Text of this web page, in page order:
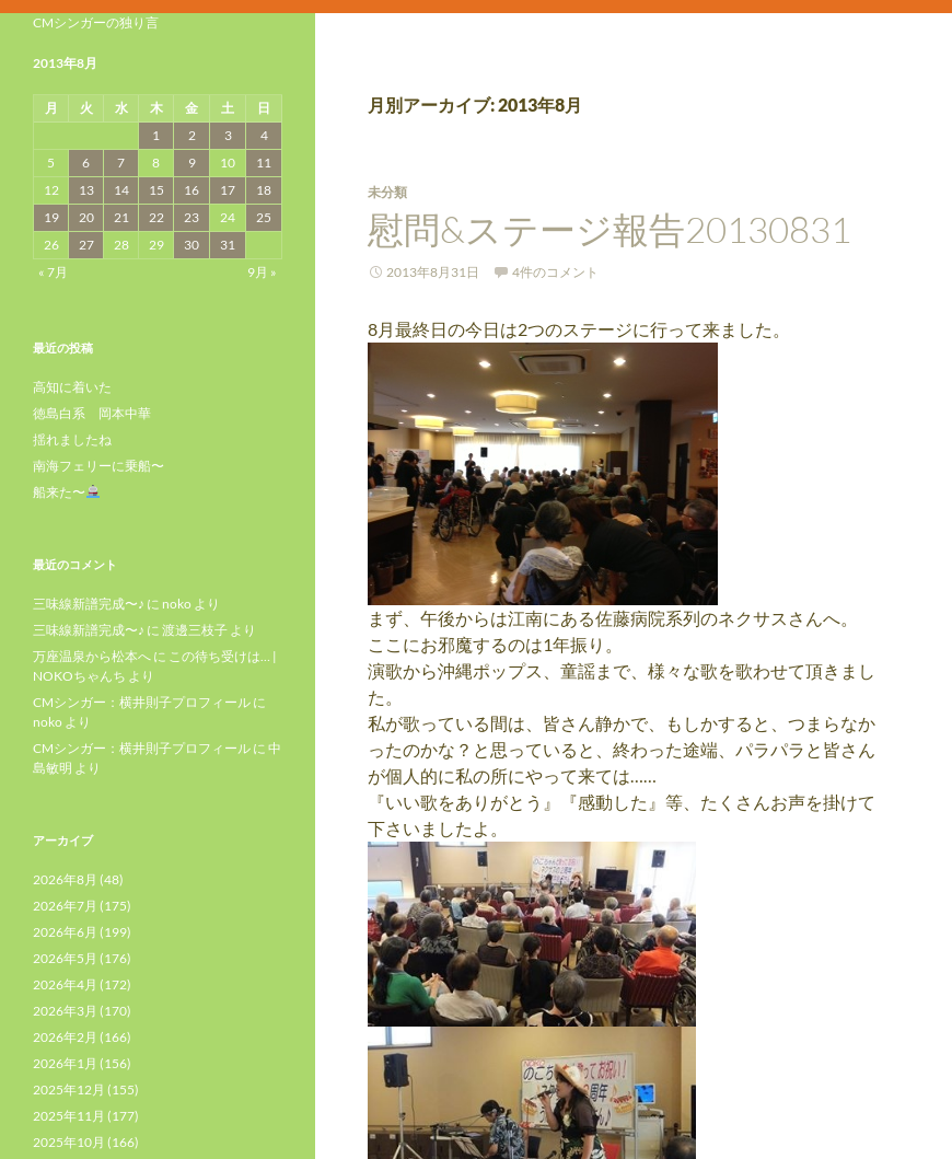
月別アーカイブ: 2013年8月
未分類
慰問&ステージ報告20130831
2013年8月31日 4件のコメント
8月最終日の今日は2つのステージに行って来ました。
まず、午後からは江南にある佐藤病院系列のネクサスさんへ。
ここにお邪魔するのは1年振り。
演歌から沖縄ポップス、童謡まで、様々な歌を歌わせて頂きまし
た。
私が歌っている間は、皆さん静かで、もしかすると、つまらなか
ったのかな？と思っていると、終わった途端、パラパラと皆さん
が個人的に私の所にやって来ては……
『いい歌をありがとう』『感動した』等、たくさんお声を掛けて
下さいましたよ。
CMシンガーの独り言
2013年8月
月 火 水 木 金 土
日
1
2 3
4
5
6 7 8 9 10
11
12
13 14 15 16 17
18
19
20 21 22 23 24
25
26
27 28 29 30
31
« 7月
9月 »
最近の投稿
高知に着いた
徳島白系 岡本中華
揺れましたね
南海フェリーに乗船〜
船来た〜
最近のコメント
三味線新譜完成〜♪ に noko より
三味線新譜完成〜♪ に 渡邊三枝子 より
万座温泉から松本へ に この待ち受けは… |
NOKOちゃんち より
CMシンガー：横井則子プロフィール に
noko より
CMシンガー：横井則子プロフィール に 中
島敏明 より
アーカイブ
2026年8月 (48)
2026年7月 (175)
2026年6月 (199)
2026年5月 (176)
2026年4月 (172)
2026年3月 (170)
2026年2月 (166)
2026年1月 (156)
2025年12月 (155)
2025年11月 (177)
2025年10月 (166)